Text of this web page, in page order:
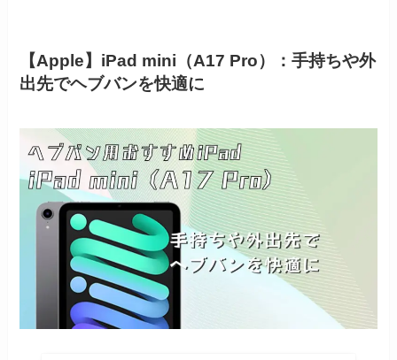
【Apple】iPad mini（A17 Pro）：手持ちや外
出先でヘブバンを快適に